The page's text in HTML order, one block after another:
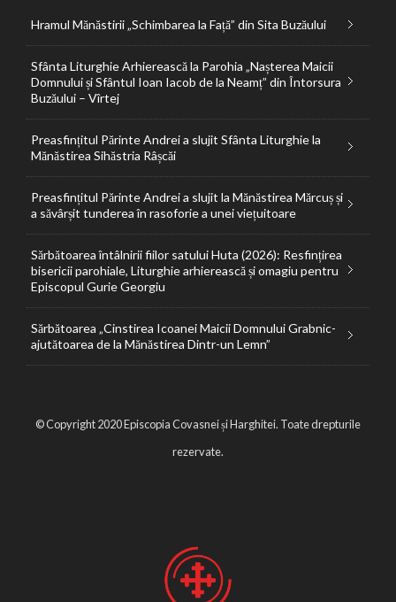
Hramul Mănăstirii „Schimbarea la Față” din Sita Buzăului
Sfânta Liturghie Arhierească la Parohia „Nașterea Maicii
Domnului și Sfântul Ioan Iacob de la Neamț” din Întorsura
Buzăului – Vîrtej
Preasfințitul Părinte Andrei a slujit Sfânta Liturghie la
Mănăstirea Sihăstria Râșcăi
Preasfințitul Părinte Andrei a slujit la Mănăstirea Mărcuș și
a săvârșit tunderea în rasoforie a unei viețuitoare
Sărbătoarea întâlnirii fiilor satului Huta (2026): Resfințirea
bisericii parohiale, Liturghie arhierească și omagiu pentru
Episcopul Gurie Georgiu
Sărbătoarea „Cinstirea Icoanei Maicii Domnului Grabnic-
ajutătoarea de la Mănăstirea Dintr-un Lemn”
© Copyright 2020 Episcopia Covasnei și Harghitei. Toate drepturile
rezervate.